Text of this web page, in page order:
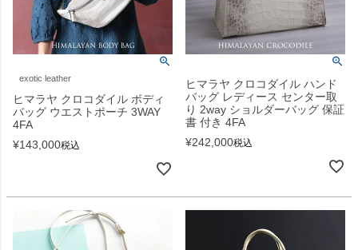
exotic leather
ヒマラヤ クロコダイル ボディ
バッグ ウエストポーチ 3WAY
4FA
¥143,000税込
ヒマラヤ クロコダイル ハンド
バッグ レディース センター取
り 2way ショルダーバッグ 保証
書 付き 4FA
¥242,000税込